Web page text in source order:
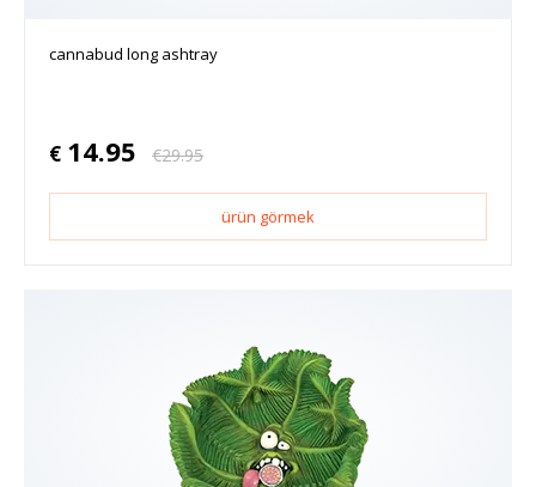
cannabud long ashtray
€ 14.95 €29.95
ürün görmek